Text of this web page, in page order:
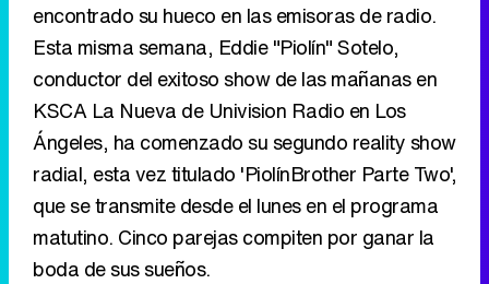
encontrado su hueco en las emisoras de radio.
Esta misma semana, Eddie "Piolín" Sotelo,
conductor del exitoso show de las mañanas en
KSCA La Nueva de Univision Radio en Los
Ángeles, ha comenzado su segundo reality show
radial, esta vez titulado 'PiolínBrother Parte Two',
que se transmite desde el lunes en el programa
matutino. Cinco parejas compiten por ganar la
boda de sus sueños.